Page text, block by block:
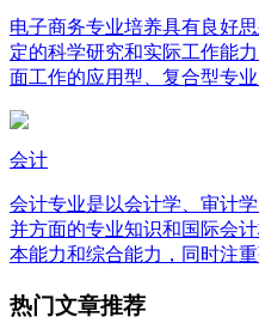
电子商务专业培养具有良好
定的科学研究和实际工作能
面工作的应用型、复合型专
会计
会计专业是以会计学、审计
并方面的专业知识和国际会
本能力和综合能力，同时注
热门文章推荐